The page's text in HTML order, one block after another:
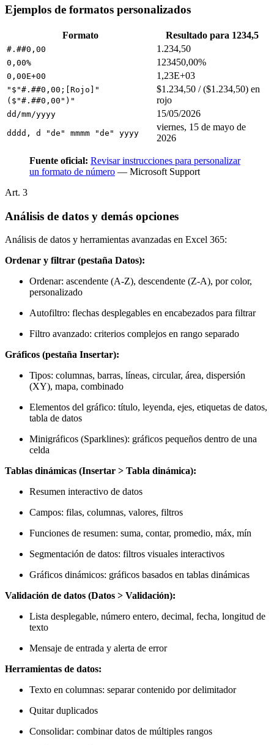
Ejemplos de formatos personalizados
Formato Resultado para 1234,5
#.##0,00 1.234,50
0,00% 123450,00%
0,00E+00 1,23E+03
"$"#.##0,00;[Rojo]"
($"#.##0,00")"
$1.234,50 / ($1.234,50) en
rojo
dd/mm/yyyy 15/05/2026
dddd, d "de" mmmm "de" yyyy
viernes, 15 de mayo de
2026
Fuente oficial: Revisar instrucciones para personalizar
un formato de número — Microsoft Support
Art. 3
Análisis de datos y demás opciones
Análisis de datos y herramientas avanzadas en Excel 365:
Ordenar y filtrar (pestaña Datos):
Ordenar: ascendente (A-Z), descendente (Z-A), por color,
personalizado
Autofiltro: flechas desplegables en encabezados para filtrar
Filtro avanzado: criterios complejos en rango separado
Gráficos (pestaña Insertar):
Tipos: columnas, barras, líneas, circular, área, dispersión
(XY), mapa, combinado
Elementos del gráfico: título, leyenda, ejes, etiquetas de datos,
tabla de datos
Minigráficos (Sparklines): gráficos pequeños dentro de una
celda
Tablas dinámicas (Insertar > Tabla dinámica):
Resumen interactivo de datos
Campos: filas, columnas, valores, filtros
Funciones de resumen: suma, contar, promedio, máx, mín
Segmentación de datos: filtros visuales interactivos
Gráficos dinámicos: gráficos basados en tablas dinámicas
Validación de datos (Datos > Validación):
Lista desplegable, número entero, decimal, fecha, longitud de
texto
Mensaje de entrada y alerta de error
Herramientas de datos:
Texto en columnas: separar contenido por delimitador
Quitar duplicados
Consolidar: combinar datos de múltiples rangos